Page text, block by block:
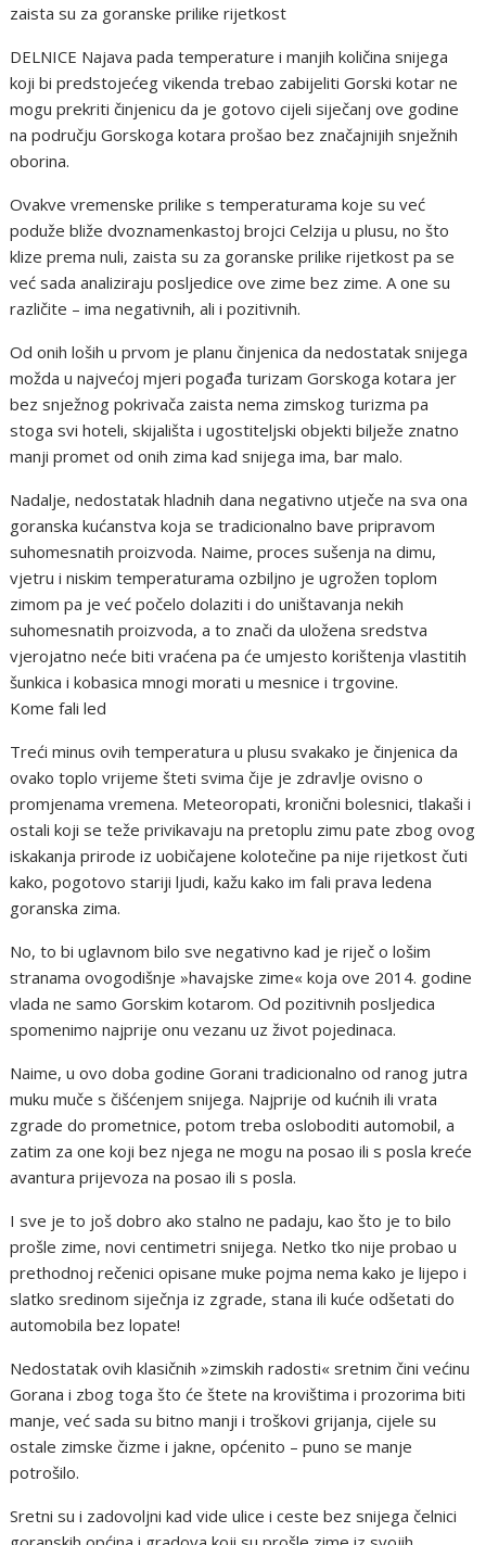
zaista su za goranske prilike rijetkost
DELNICE Najava pada temperature i manjih količina snijega
koji bi predstojećeg vikenda trebao zabijeliti Gorski kotar ne
mogu prekriti činjenicu da je gotovo cijeli siječanj ove godine
na području Gorskoga kotara prošao bez značajnijih snježnih
oborina.
Ovakve vremenske prilike s temperaturama koje su već
poduže bliže dvoznamenkastoj brojci Celzija u plusu, no što
klize prema nuli, zaista su za goranske prilike rijetkost pa se
već sada analiziraju posljedice ove zime bez zime. A one su
različite – ima negativnih, ali i pozitivnih.
Od onih loših u prvom je planu činjenica da nedostatak snijega
možda u najvećoj mjeri pogađa turizam Gorskoga kotara jer
bez snježnog pokrivača zaista nema zimskog turizma pa
stoga svi hoteli, skijališta i ugostiteljski objekti bilježe znatno
manji promet od onih zima kad snijega ima, bar malo.
Nadalje, nedostatak hladnih dana negativno utječe na sva ona
goranska kućanstva koja se tradicionalno bave pripravom
suhomesnatih proizvoda. Naime, proces sušenja na dimu,
vjetru i niskim temperaturama ozbiljno je ugrožen toplom
zimom pa je već počelo dolaziti i do uništavanja nekih
suhomesnatih proizvoda, a to znači da uložena sredstva
vjerojatno neće biti vraćena pa će umjesto korištenja vlastitih
šunkica i kobasica mnogi morati u mesnice i trgovine.
Kome fali led
Treći minus ovih temperatura u plusu svakako je činjenica da
ovako toplo vrijeme šteti svima čije je zdravlje ovisno o
promjenama vremena. Meteoropati, kronični bolesnici, tlakaši i
ostali koji se teže privikavaju na pretoplu zimu pate zbog ovog
iskakanja prirode iz uobičajene kolotečine pa nije rijetkost čuti
kako, pogotovo stariji ljudi, kažu kako im fali prava ledena
goranska zima.
No, to bi uglavnom bilo sve negativno kad je riječ o lošim
stranama ovogodišnje »havajske zime« koja ove 2014. godine
vlada ne samo Gorskim kotarom. Od pozitivnih posljedica
spomenimo najprije onu vezanu uz život pojedinaca.
Naime, u ovo doba godine Gorani tradicionalno od ranog jutra
muku muče s čišćenjem snijega. Najprije od kućnih ili vrata
zgrade do prometnice, potom treba osloboditi automobil, a
zatim za one koji bez njega ne mogu na posao ili s posla kreće
avantura prijevoza na posao ili s posla.
I sve je to još dobro ako stalno ne padaju, kao što je to bilo
prošle zime, novi centimetri snijega. Netko tko nije probao u
prethodnoj rečenici opisane muke pojma nema kako je lijepo i
slatko sredinom siječnja iz zgrade, stana ili kuće odšetati do
automobila bez lopate!
Nedostatak ovih klasičnih »zimskih radosti« sretnim čini većinu
Gorana i zbog toga što će štete na krovištima i prozorima biti
manje, već sada su bitno manji i troškovi grijanja, cijele su
ostale zimske čizme i jakne, općenito – puno se manje
potrošilo.
Sretni su i zadovoljni kad vide ulice i ceste bez snijega čelnici